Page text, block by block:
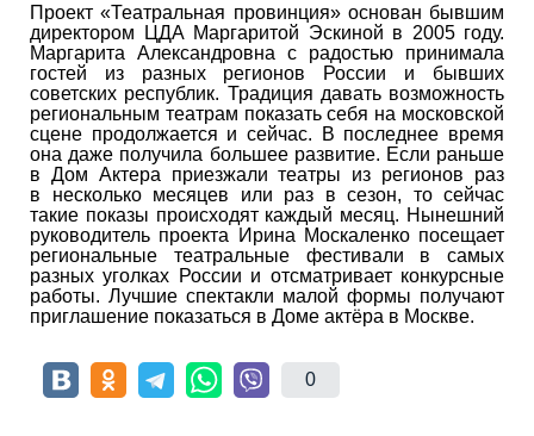
Проект «Театральная провинция» основан бывшим
директором ЦДА Маргаритой Эскиной в 2005 году.
Маргарита Александровна с радостью принимала
гостей из разных регионов России и бывших
советских республик. Традиция давать возможность
региональным театрам показать себя на московской
сцене продолжается и сейчас. В последнее время
она даже получила большее развитие. Если раньше
в Дом Актера приезжали театры из регионов раз
в несколько месяцев или раз в сезон, то сейчас
такие показы происходят каждый месяц. Нынешний
руководитель проекта Ирина Москаленко посещает
региональные театральные фестивали в самых
разных уголках России и отсматривает конкурсные
работы. Лучшие спектакли малой формы получают
приглашение показаться в Доме актёра в Москве.
0